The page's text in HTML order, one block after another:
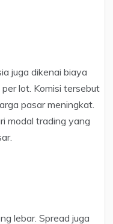
juga dikenai biaya
lot. Komisi tersebut
pasar meningkat.
modal trading yang
lebar. Spread juga